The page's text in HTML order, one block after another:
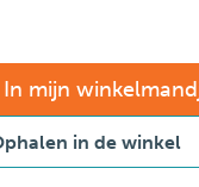
In mijn
in de winkel